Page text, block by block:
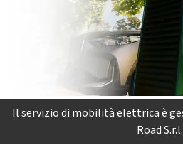
Il servizio di mobilità elettrica è
Road S.r.l.